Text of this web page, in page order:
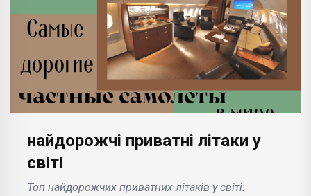
найдорожчі приватні літаки у
світі
Топ найдорожчих приватних літаків у світі: